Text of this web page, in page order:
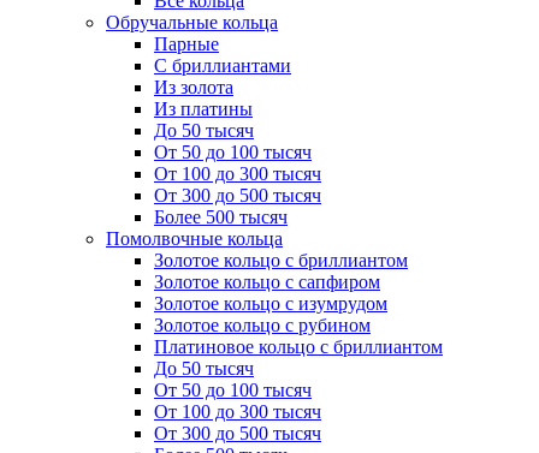
Обручальные кольца
Парные
С бриллиантами
Из золота
Из платины
До 50 тысяч
От 50 до 100 тысяч
От 100 до 300 тысяч
От 300 до 500 тысяч
Более 500 тысяч
Помолвочные кольца
Золотое кольцо с бриллиантом
Золотое кольцо с сапфиром
Золотое кольцо с изумрудом
Золотое кольцо с рубином
Платиновое кольцо с бриллиантом
До 50 тысяч
От 50 до 100 тысяч
От 100 до 300 тысяч
От 300 до 500 тысяч